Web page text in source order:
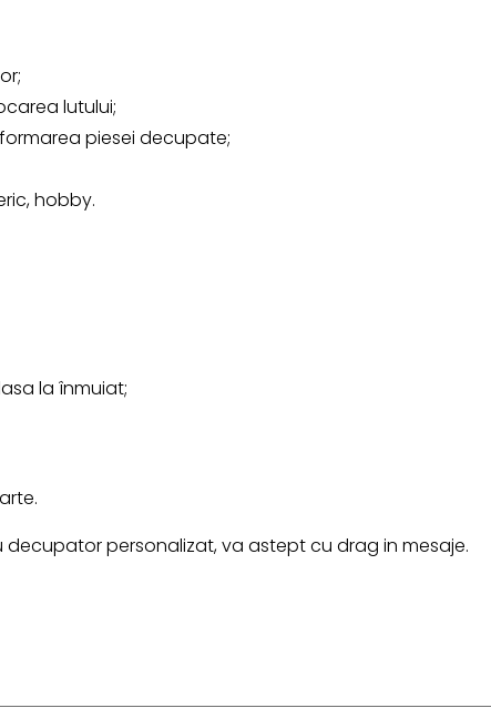
lutului;
piesei decupate;
hobby.
la înmuiat;
personalizat, va astept cu drag in mesaje.